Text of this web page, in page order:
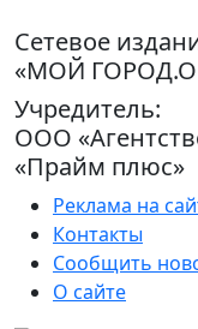
Сетевое
«МОЙ
Учредитель:
ООО
«Прайм плюс»
Реклама на
Контакты
Сообщить
О сайте